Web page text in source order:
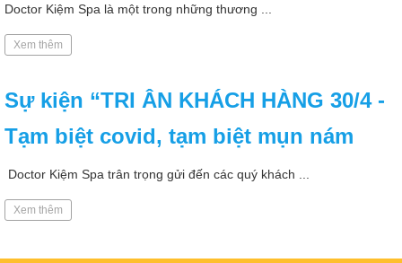
Doctor Kiệm Spa là một trong những thương ...
Xem thêm
Sự kiện “TRI ÂN KHÁCH HÀNG 30/4 -
Tạm biệt covid, tạm biệt mụn nám
Doctor Kiệm Spa trân trọng gửi đến các quý khách ...
Xem thêm